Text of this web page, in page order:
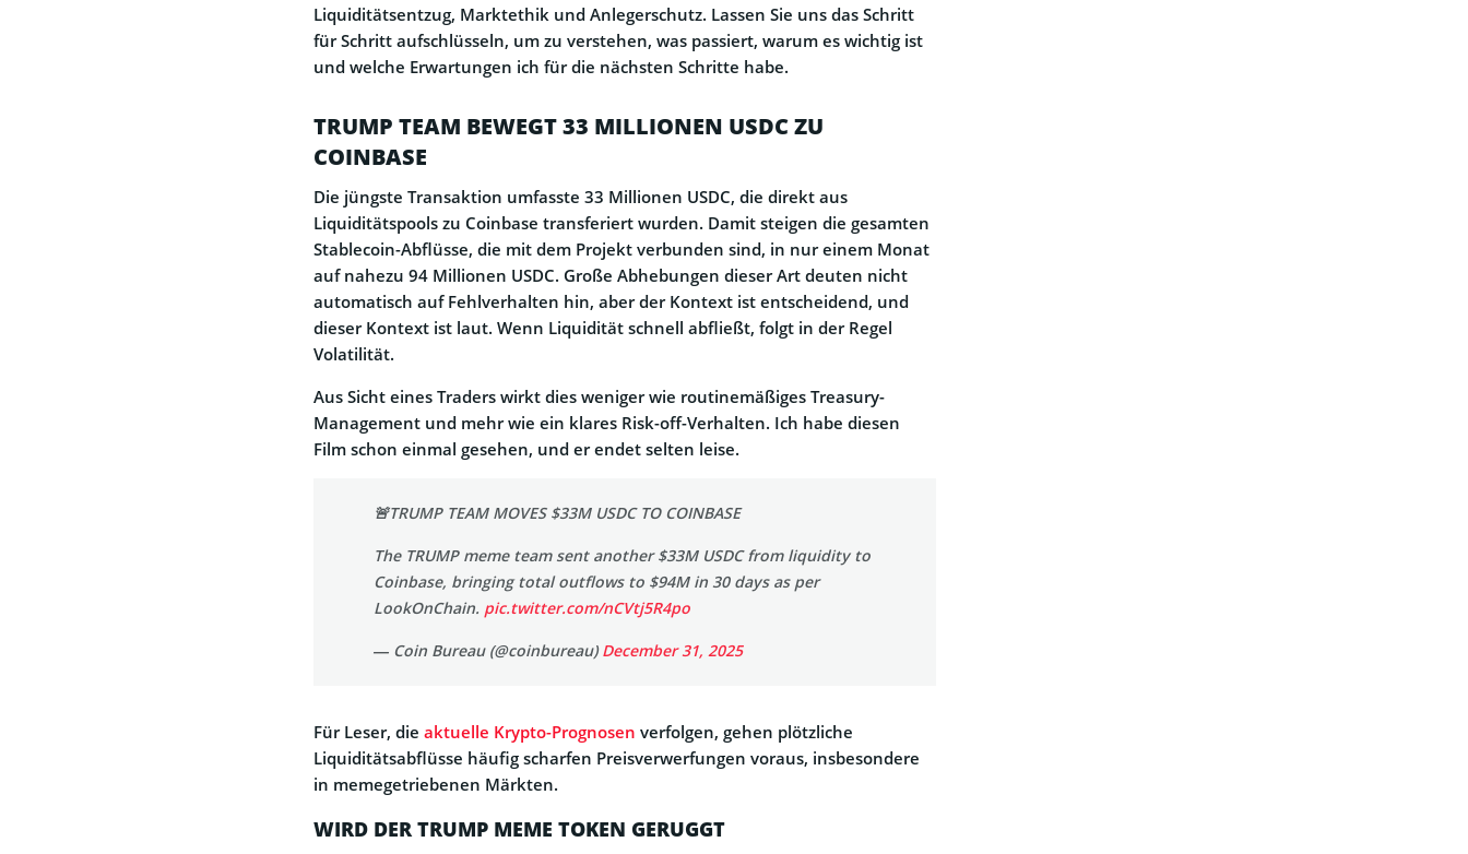
Liquiditätsentzug, Marktethik und Anlegerschutz. Lassen Sie uns das Schritt
für Schritt aufschlüsseln, um zu verstehen, was passiert, warum es wichtig ist
und welche Erwartungen ich für die nächsten Schritte habe.
TRUMP TEAM BEWEGT 33 MILLIONEN USDC ZU
COINBASE
Die jüngste Transaktion umfasste 33 Millionen USDC, die direkt aus
Liquiditätspools zu Coinbase transferiert wurden. Damit steigen die gesamten
Stablecoin-Abflüsse, die mit dem Projekt verbunden sind, in nur einem Monat
auf nahezu 94 Millionen USDC. Große Abhebungen dieser Art deuten nicht
automatisch auf Fehlverhalten hin, aber der Kontext ist entscheidend, und
dieser Kontext ist laut. Wenn Liquidität schnell abfließt, folgt in der Regel
Volatilität.
Aus Sicht eines Traders wirkt dies weniger wie routinemäßiges Treasury-
Management und mehr wie ein klares Risk-off-Verhalten. Ich habe diesen
Film schon einmal gesehen, und er endet selten leise.
🚨TRUMP TEAM MOVES $33M USDC TO COINBASE
The TRUMP meme team sent another $33M USDC from liquidity to
Coinbase, bringing total outflows to $94M in 30 days as per
LookOnChain. pic.twitter.com/nCVtj5R4po
— Coin Bureau (@coinbureau)December 31, 2025
Für Leser, die aktuelle Krypto-Prognosen verfolgen, gehen plötzliche
Liquiditätsabflüsse häufig scharfen Preisverwerfungen voraus, insbesondere
in memegetriebenen Märkten.
WIRD DER TRUMP MEME TOKEN GERUGGT